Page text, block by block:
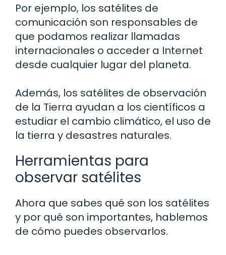
Por ejemplo, los satélites de
comunicación son responsables de
que podamos realizar llamadas
internacionales o acceder a Internet
desde cualquier lugar del planeta.
Además, los satélites de observación
de la Tierra ayudan a los científicos a
estudiar el cambio climático, el uso de
la tierra y desastres naturales.
Herramientas para
observar satélites
Ahora que sabes qué son los satélites
y por qué son importantes, hablemos
de cómo puedes observarlos.